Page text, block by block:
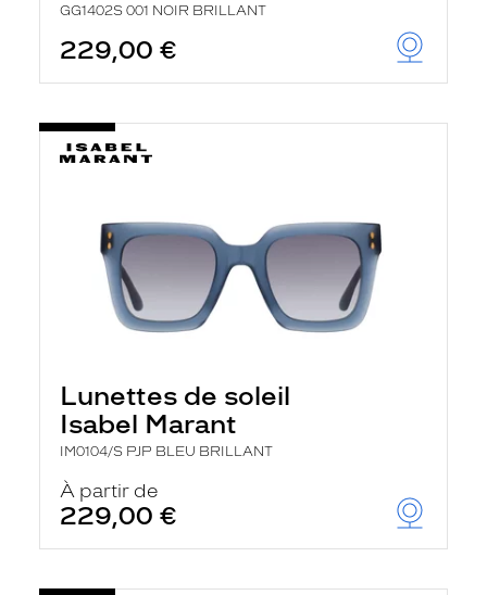
GG1402S 001 NOIR BRILLANT
229,00 €
Lunettes de soleil
Isabel Marant
IM0104/S PJP BLEU BRILLANT
À partir de
229,00 €